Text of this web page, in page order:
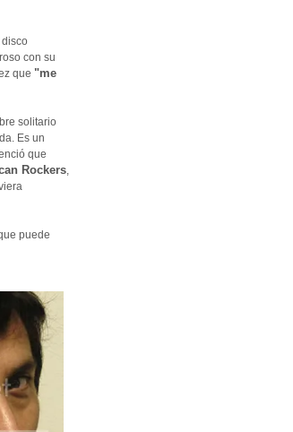
disco
con su
que "me
solitario
Es un
que
Rockers,
puede